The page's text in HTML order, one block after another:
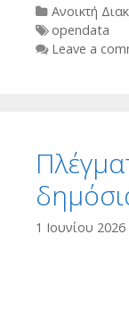
Categories
Ανοικτή
Tags
opendata
Leave a
1 Ιουνίου 2026